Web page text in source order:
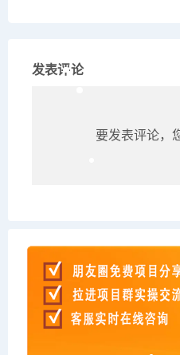
发表评论
要发表评论，